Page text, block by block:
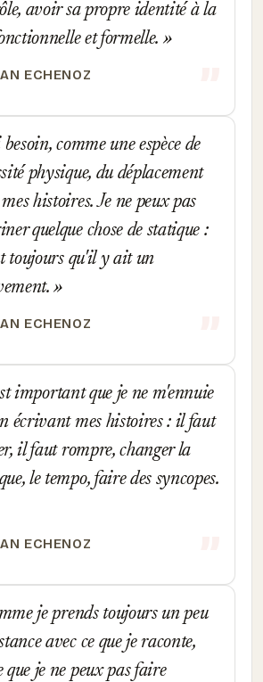
avoir sa propre identité à la
et formelle.
ECHENOZ
comme une espèce de
physique, du déplacement
histoires. Je ne peux pas
quelque chose de statique :
toujours qu'il y ait un
ECHENOZ
important que je ne m'ennuie
écrivant mes histoires : il faut
il faut rompre, changer la
le tempo, faire des syncopes.
ECHENOZ
je prends toujours un peu
avec ce que je raconte,
que je ne peux pas faire